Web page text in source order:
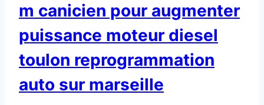
m canicien pour augmenter
puissance moteur diesel
toulon reprogrammation
auto sur marseille